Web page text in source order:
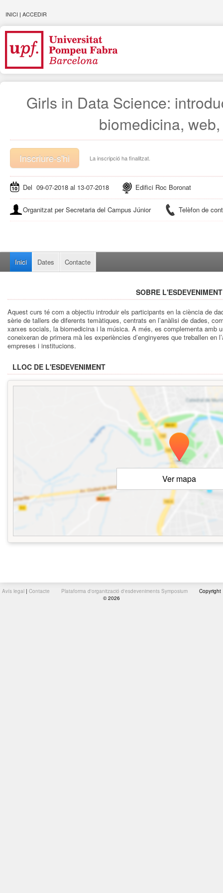
INICI | ACCEDIR
Girls in Data Science:
biomedicina,
La inscripció ha finalitzat.
Inscriure-s'hi
Del 09-07-2018 al 13-07-2018 Edifici Roc Boronat
Organitzat per Secretaria del Campus Júnior Telèfon de
Inici Dates Contacte
SOBRE L'ESDEVENIMENT
Aquest curs té com a objectiu introduir els participants en la ciència de
sèrie de tallers de diferents temàtiques, centrats en l’anàlisi de dades,
xarxes socials, la biomedicina i la música. A més, es complementa amb
coneixeran de primera mà les experiències d’enginyeres que treballen en
empreses i institucions.
LLOC DE L'ESDEVENIMENT
Ver mapa
Avís legal | Contacte Plataforma d'organització d'esdeveniments Symposium
Copyright
© 2026